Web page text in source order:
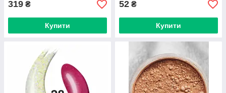
319 ₴
Купити
52 ₴
Купити